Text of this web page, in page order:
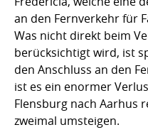
an den Fernverkehr für
Was nicht direkt beim
berücksichtigt wird, ist
den Anschluss an den
ist es ein enormer
Flensburg nach Aarhus
zweimal umsteigen.